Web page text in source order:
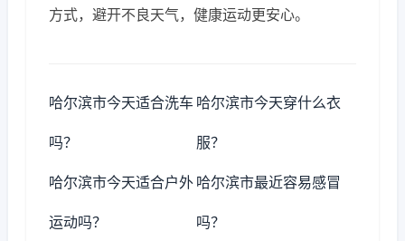
方式，避开不良天气，健康运动更安心。
哈尔滨市今天适合洗车
吗？
哈尔滨市今天穿什么衣
服？
哈尔滨市今天适合户外
运动吗？
哈尔滨市最近容易感冒
吗？